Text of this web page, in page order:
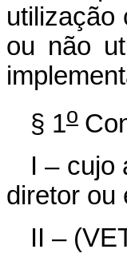
utilização
ou não
§ 1o
I – cujo
diretor ou
II –